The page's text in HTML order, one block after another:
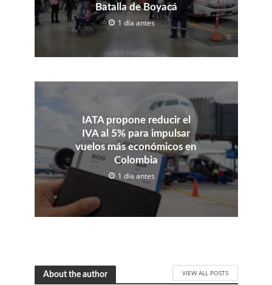
Batalla de Boyacá
1 día antes
IATA propone reducir el
IVA al 5% para impulsar
vuelos más económicos en
Colombia
1 día antes
About the author VIEW ALL POSTS